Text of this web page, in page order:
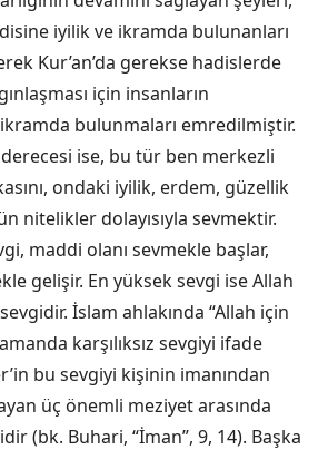
iyilik ve ikramda bulunanları
Kur’an’da gerekse hadislerde
için insanların
bulunmaları emredilmiştir.
ise, bu tür ben merkezli
ondaki iyilik, erdem, güzellik
nitelikler dolayısıyla sevmektir.
maddi olanı sevmekle başlar,
gelişir. En yüksek sevgi ise Allah
İslam ahlakında “Allah için
karşılıksız sevgiyi ifade
bu sevgiyi kişinin imanından
üç önemli meziyet arasında
(bk. Buhari, “İman”, 9, 14). Başka